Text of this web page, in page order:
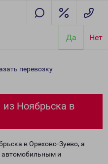
Да Нет
перевозку
из Ноябрьска в
в Орехово-Зуево, а
автомобильным и